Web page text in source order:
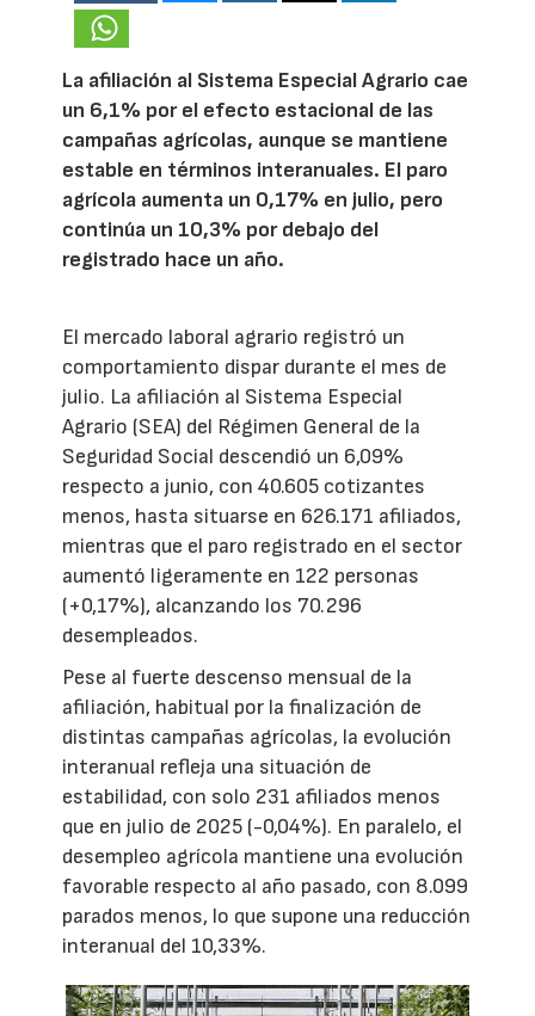
La afiliación al Sistema Especial Agrario cae
un 6,1% por el efecto estacional de las
campañas agrícolas, aunque se mantiene
estable en términos interanuales. El paro
agrícola aumenta un 0,17% en julio, pero
continúa un 10,3% por debajo del
registrado hace un año.
El mercado laboral agrario registró un
comportamiento dispar durante el mes de
julio. La afiliación al Sistema Especial
Agrario (SEA) del Régimen General de la
Seguridad Social descendió un 6,09%
respecto a junio, con 40.605 cotizantes
menos, hasta situarse en 626.171 afiliados,
mientras que el paro registrado en el sector
aumentó ligeramente en 122 personas
(+0,17%), alcanzando los 70.296
desempleados.
Pese al fuerte descenso mensual de la
afiliación, habitual por la finalización de
distintas campañas agrícolas, la evolución
interanual refleja una situación de
estabilidad, con solo 231 afiliados menos
que en julio de 2025 (-0,04%). En paralelo, el
desempleo agrícola mantiene una evolución
favorable respecto al año pasado, con 8.099
parados menos, lo que supone una reducción
interanual del 10,33%.